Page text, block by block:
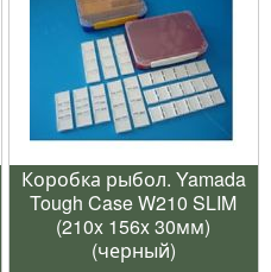
Коробка рыбол. Yamada
Tough Case W210 SLIM
(210x 156x 30мм)
(черный)